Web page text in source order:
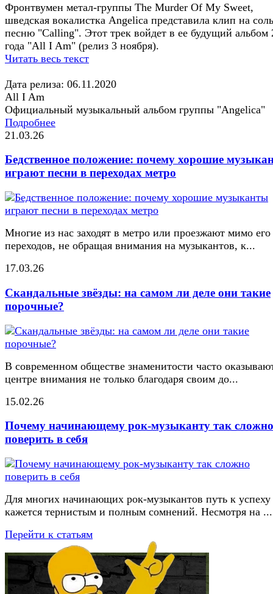
Фронтвумен метал-группы The Murder Of My Sweet,
шведская вокалистка Angelica представила клип на
песню "Calling". Этот трек войдет в ее будущий альбом
года "All I Am" (релиз 3 ноября).
Читать весь текст
Дата релиза: 06.11.2020
All I Am
Официальный музыкальный альбом группы "Angelica"
Подробнее
21.03.26
Бедственное положение: почему хорошие
играют песни в переходах метро
Многие из нас заходят в метро или проезжают мимо его
переходов, не обращая внимания на музыкантов, к...
17.03.26
Скандальные звёзды: на самом ли деле они такие
порочные?
В современном обществе знаменитости часто
центре внимания не только благодаря своим до...
15.02.26
Почему начинающему рок-музыканту так сложно
поверить в себя
Для многих начинающих рок-музыкантов путь к успеху
кажется тернистым и полным сомнений. Несмотря на ...
Перейти к статьям